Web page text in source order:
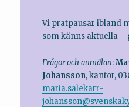
Vi pratpausar ibland
som känns aktuella –
Frågor och anmälan:
Johansson, kantor,
maria.salekarr-